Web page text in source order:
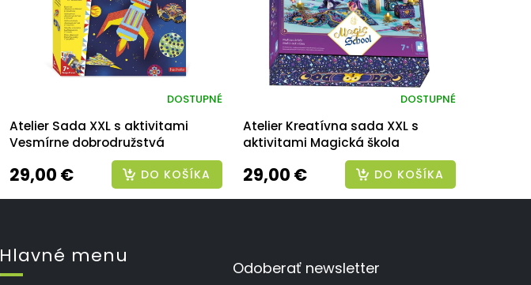
Atelier Sada XXL s aktivitami
Vesmírne dobrodružstvá
DOSTUPNÉ
29,00 € DO KOŠÍKA
Atelier Kreatívna sada XXL s
aktivitami Magická škola
DOSTUPNÉ
29,00 € DO KOŠÍKA
Hlavné menu
Odoberať newsletter